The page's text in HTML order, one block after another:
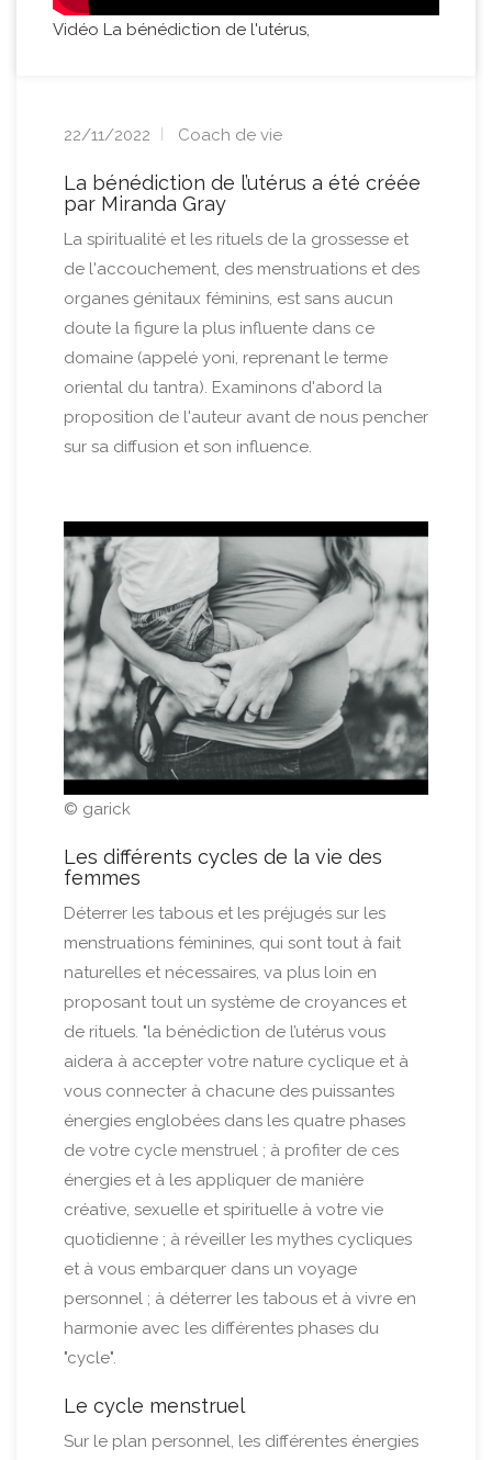
Vidéo La bénédiction de l'utérus,
22/11/2022 Coach de vie
La bénédiction de l’utérus a été créée
par Miranda Gray
La spiritualité et les rituels de la grossesse et
de l'accouchement, des menstruations et des
organes génitaux féminins, est sans aucun
doute la figure la plus influente dans ce
domaine (appelé yoni, reprenant le terme
oriental du tantra). Examinons d'abord la
proposition de l'auteur avant de nous pencher
sur sa diffusion et son influence.
© garick
Les différents cycles de la vie des
femmes
Déterrer les tabous et les préjugés sur les
menstruations féminines, qui sont tout à fait
naturelles et nécessaires, va plus loin en
proposant tout un système de croyances et
de rituels. "la bénédiction de l’utérus vous
aidera à accepter votre nature cyclique et à
vous connecter à chacune des puissantes
énergies englobées dans les quatre phases
de votre cycle menstruel ; à profiter de ces
énergies et à les appliquer de manière
créative, sexuelle et spirituelle à votre vie
quotidienne ; à réveiller les mythes cycliques
et à vous embarquer dans un voyage
personnel ; à déterrer les tabous et à vivre en
harmonie avec les différentes phases du
"cycle".
Le cycle menstruel
Sur le plan personnel, les différentes énergies